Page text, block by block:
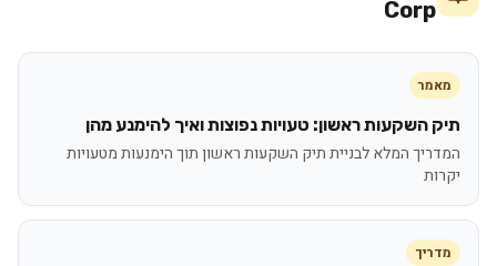
Corp
מאמר
תיק השקעות ראשון: טעויות נפוצות ואיך להימנע מהן
המדריך המלא לבניית תיק השקעות ראשון תוך הימנעות מטעויות
יקרות
מדריך